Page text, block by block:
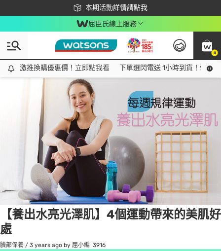
本期活動詳情請點我
下載app最高回饋$350
屈臣氏線上服務
0
激推換購優惠價！立即點我看
激推換購優惠價！立即點我看 下單選閃電送 1小時到貨！領神
Tag:抗衰老3 item(s) found
【養出水亮光澤肌】4個運動帶來的美肌好
處
臉部保養 / 3 years ago by 屈小編 3916